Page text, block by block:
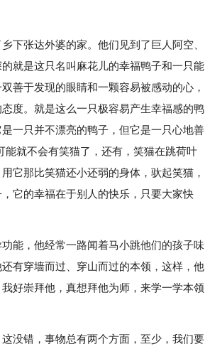
下张达外婆的家。他们见到了巨人阿空、
就是这只名叫麻花儿的幸福鸭子和一只能
善于发现的眼睛和一颗容易被感动的心，
度。就是这么一只极容易产生幸福感的鸭
一只并不漂亮的鸭子，但它是一只心地善
就不会有笑猫了，还有，笑猫在跳荷叶
它那比笑猫还小还弱的身体，驮起笑猫，
它的幸福在于别人的快乐，只要大家快
能，他经常一路闻着马小跳他们的孩子味
有穿墙而过、穿山而过的本领，这样，他
好崇拜他，真想拜他为师，来学一学本领
没错，事物总有两个方面，至少，我们要